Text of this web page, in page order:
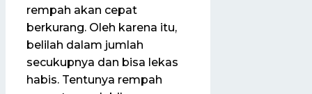
rempah akan cepat
berkurang. Oleh karena itu,
belilah dalam jumlah
secukupnya dan bisa lekas
habis. Tentunya rempah